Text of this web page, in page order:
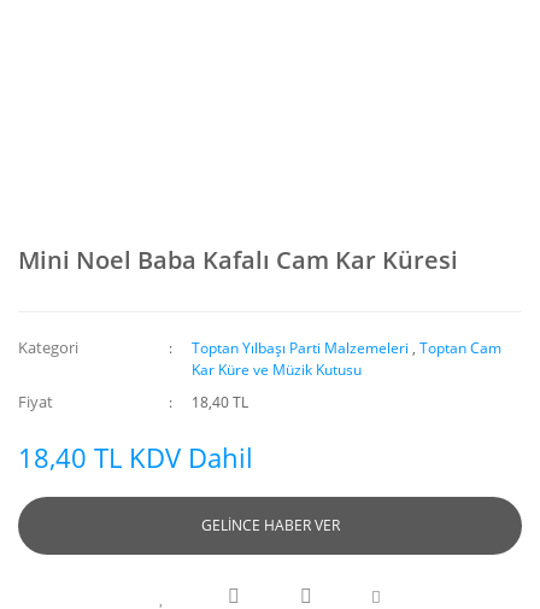
Mini Noel Baba Kafalı Cam Kar Küresi
Kategori Toptan Yılbaşı Parti Malzemeleri ,Toptan Cam
Kar Küre ve Müzik Kutusu
Fiyat 18,40 TL
18,40 TL KDV Dahil
GELİNCE HABER VER